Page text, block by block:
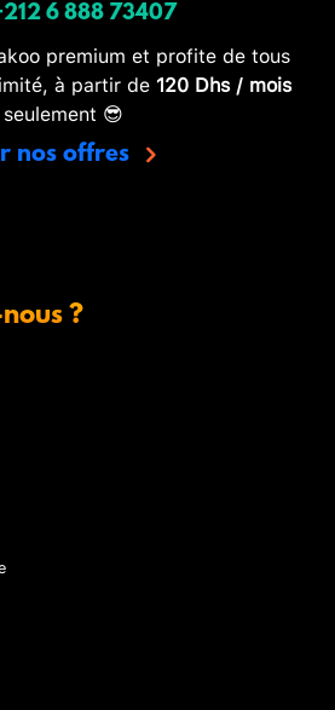
6 888 73407
premium et profite de tous
à partir de 120 Dhs / mois
seulement 😎
nos offres
?